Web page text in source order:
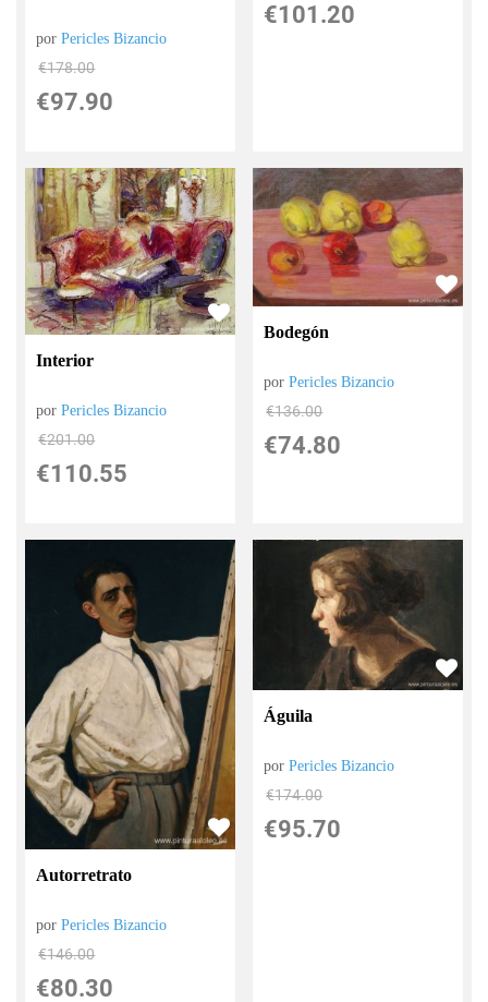
porPericles Bizancio
€178.00
€97.90
€101.20
Interior
porPericles Bizancio
€201.00
€110.55
Bodegón
porPericles Bizancio
€136.00
€74.80
Autorretrato
porPericles Bizancio
€146.00
€80.30
Águila
porPericles Bizancio
€174.00
€95.70